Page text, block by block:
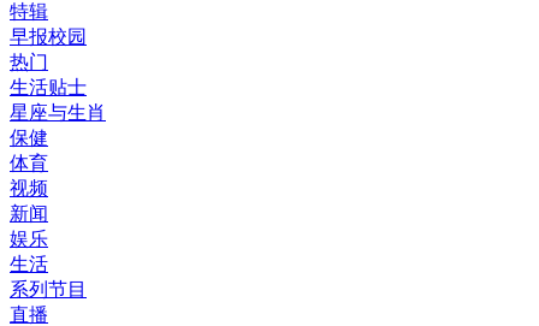
特辑
早报校园
热门
生活贴士
星座与生肖
保健
体育
视频
新闻
娱乐
生活
系列节目
直播